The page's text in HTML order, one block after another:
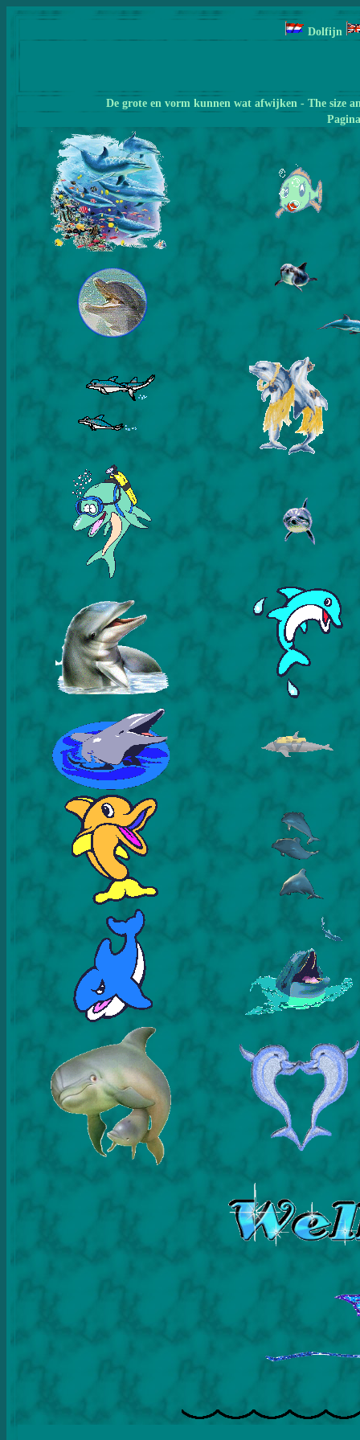
Dolfijn
De grote en vorm kunnen wat afwijken - The size